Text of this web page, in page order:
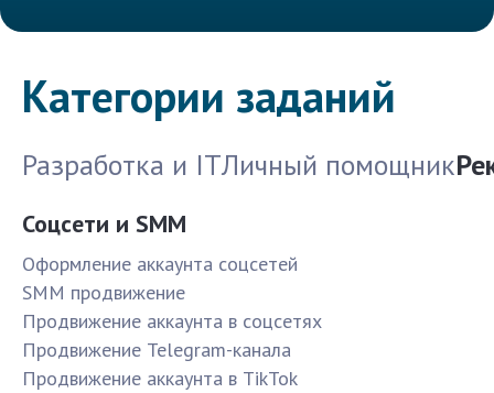
Категории заданий
Разработка и ITЛичный помощник
Соцсети и SMM
Оформление аккаунта соцсетей
SMM продвижение
Продвижение аккаунта в соцсетях
Продвижение Telegram-канала
Продвижение аккаунта в TikTok